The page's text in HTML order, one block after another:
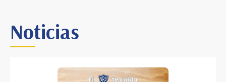
Noticias